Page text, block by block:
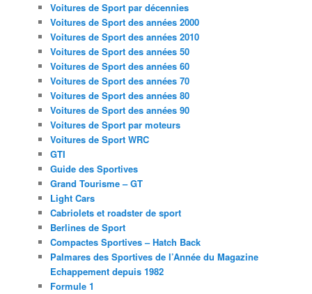
Voitures de Sport par décennies
Voitures de Sport des années 2000
Voitures de Sport des années 2010
Voitures de Sport des années 50
Voitures de Sport des années 60
Voitures de Sport des années 70
Voitures de Sport des années 80
Voitures de Sport des années 90
Voitures de Sport par moteurs
Voitures de Sport WRC
GTI
Guide des Sportives
Grand Tourisme – GT
Light Cars
Cabriolets et roadster de sport
Berlines de Sport
Compactes Sportives – Hatch Back
Palmares des Sportives de l’Année du Magazine
Echappement depuis 1982
Formule 1